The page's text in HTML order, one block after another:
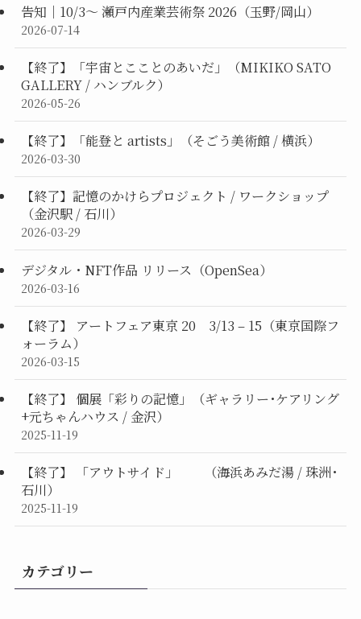
告知｜10/3〜 瀬戸内産業芸術祭 2026（玉野/岡山）
2026-07-14
【終了】「宇宙とこことのあいだ」（MIKIKO SATO
GALLERY / ハンブルク）
2026-05-26
【終了】「能登と artists」（そごう美術館 / 横浜）
2026-03-30
【終了】記憶のかけらプロジェクト / ワークショップ
（金沢駅 / 石川）
2026-03-29
デジタル・NFT作品 リリース（OpenSea）
2026-03-16
【終了】 アートフェア東京 20 3/13 – 15（東京国際フ
ォーラム）
2026-03-15
【終了】 個展「彩りの記憶」（ギャラリー･ケアリング
+元ちゃんハウス / 金沢）
2025-11-19
【終了】 「アウトサイド」 （海浜あみだ湯 / 珠洲･
石川）
2025-11-19
カテゴリー